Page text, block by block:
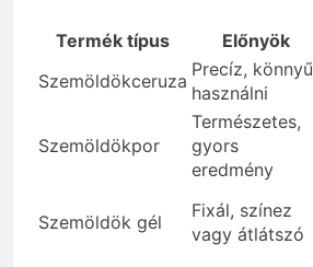
Termék típus Előnyök
Szemöldökceruza
Precíz, könnyű
használni
Szemöldökpor
Természetes,
gyors
eredmény
Szemöldök gél
Fixál, színez
vagy átlátszó